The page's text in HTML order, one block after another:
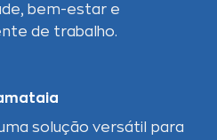
bem-estar e
de trabalho.
solução versátil para